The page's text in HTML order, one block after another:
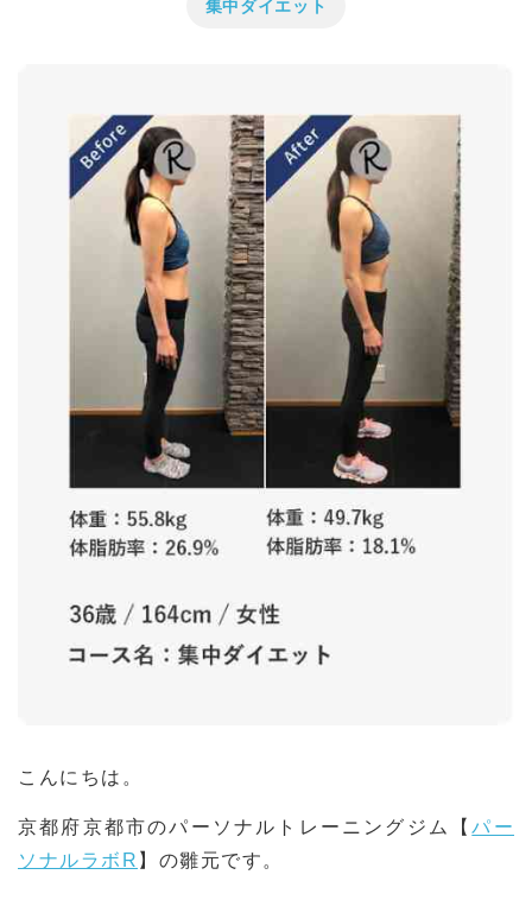
集中ダイエット
こんにちは。
京都府京都市のパーソナルトレーニングジム【パー
ソナルラボR 】の雛元です。